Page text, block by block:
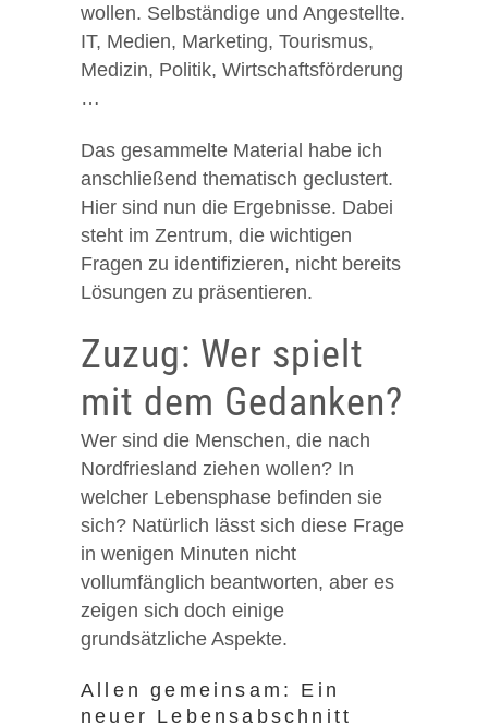
wollen. Selbständige und Angestellte.
IT, Medien, Marketing, Tourismus,
Medizin, Politik, Wirtschaftsförderung
…
Das gesammelte Material habe ich
anschließend thematisch geclustert.
Hier sind nun die Ergebnisse. Dabei
steht im Zentrum, die wichtigen
Fragen zu identifizieren, nicht bereits
Lösungen zu präsentieren.
Zuzug: Wer spielt
mit dem Gedanken?
Wer sind die Menschen, die nach
Nordfriesland ziehen wollen? In
welcher Lebensphase befinden sie
sich? Natürlich lässt sich diese Frage
in wenigen Minuten nicht
vollumfänglich beantworten, aber es
zeigen sich doch einige
grundsätzliche Aspekte.
Allen gemeinsam: Ein
neuer Lebensabschnitt